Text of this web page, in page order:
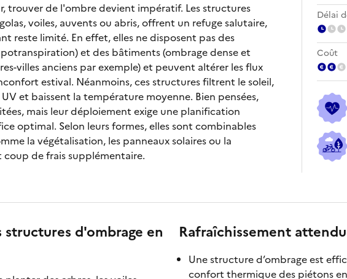
trouver de l'ombre devient impératif. Les structures
voiles, auvents ou abris, offrent un refuge salutaire,
reste limité. En effet, elles ne disposent pas des
et des bâtiments (ombrage dense et
villes anciens par exemple) et peuvent altérer les flux
estival. Néanmoins, ces structures filtrent le soleil,
et baissent la température moyenne. Bien pensées,
mais leur déploiement exige une planification
optimal. Selon leurs formes, elles sont combinables
la végétalisation, les panneaux solaires ou la
de frais supplémentaire.
Délai
Coût
d'ombrage en
Rafraîchissement attendu
Une structure d’ombrage est
confort thermique des piétons